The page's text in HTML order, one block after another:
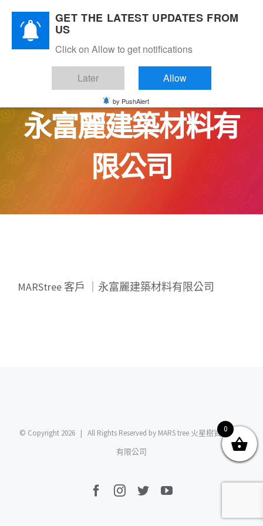
Skip
content
MARStree 客戶 ｜
永富麗建築材料有
限公司
MARStree 客戶 ｜永富麗建築材料有限公司
© Copyright 2026 | All Rights Reserved by MARS tree 火星樹資訊科技
有限公司
Facebook
Instagram
TwitterYouTube
0
GET THE LATEST UPDATES FROM
US
Click on Allow to get notifications
Later Allow
by PushAlert